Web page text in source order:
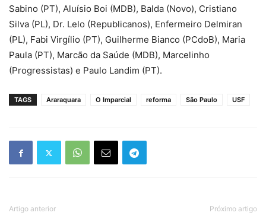
Sabino (PT), Aluísio Boi (MDB), Balda (Novo), Cristiano
Silva (PL), Dr. Lelo (Republicanos), Enfermeiro Delmiran
(PL), Fabi Virgílio (PT), Guilherme Bianco (PCdoB), Maria
Paula (PT), Marcão da Saúde (MDB), Marcelinho
(Progressistas) e Paulo Landim (PT).
TAGS Araraquara O Imparcial reforma São Paulo USF
Artigo anterior Próximo artigo